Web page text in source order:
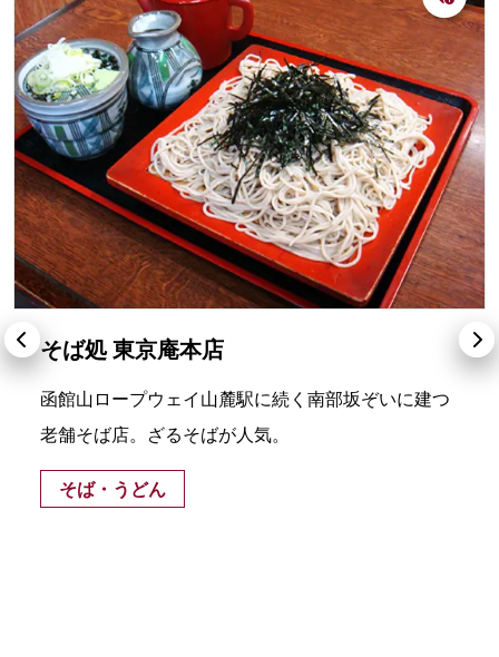
そば処 東京庵本店
函館山ロープウェイ山麓駅に続く南部坂ぞいに建つ
老舗そば店。ざるそばが人気。
そば・うどん